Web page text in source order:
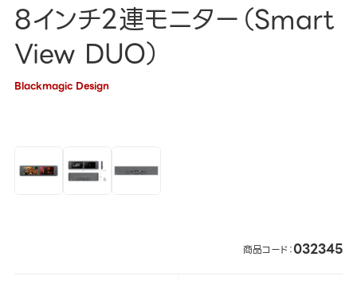
8インチ2連モニター（Smart
View DUO）
Blackmagic Design
商品コード：032345